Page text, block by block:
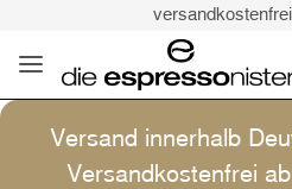
Versand:
Kaffee ist
Versand innerhalb
Versandkostenfrei